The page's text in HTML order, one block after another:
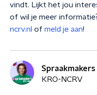
vindt. Lijkt het jou
of wil je meer
ncrv.nl of meld je aan!
Spraakmakers
KRO-NCRV